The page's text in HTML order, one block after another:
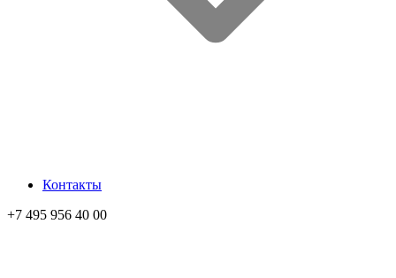
Контакты
+7 495 956 40 00